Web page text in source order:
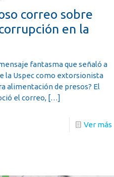
correo sobre
en la
fantasma que señaló a
la Uspec como extorsionista
alimentación de presos? El
el correo,[…]
Ver más